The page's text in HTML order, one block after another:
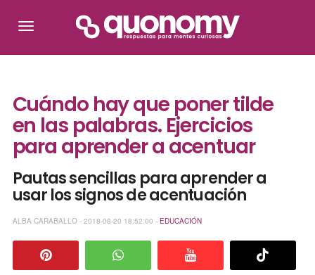
Cuándo hay que poner tilde
en las palabras. Ejercicios
para aprender a acentuar
Pautas sencillas para aprender a
usar los signos de acentuación
ALBA CARABALLO - 2018-08-20 18:52:00 - EDUCACIÓN